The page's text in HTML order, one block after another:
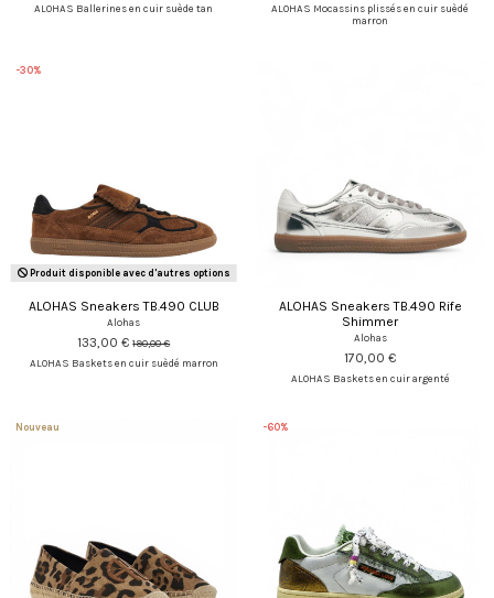
ALOHAS Ballerines en cuir suède tan
ALOHAS Mocassins plissés en cuir suèdé
marron
-30%
Produit disponible avec d'autres options
ALOHAS Sneakers TB.490 CLUB
Alohas
133,00 €190,00 €
ALOHAS Baskets en cuir suèdé marron
ALOHAS Sneakers TB.490 Rife
Shimmer
Alohas
170,00 €
ALOHAS Baskets en cuir argenté
Nouveau -60%